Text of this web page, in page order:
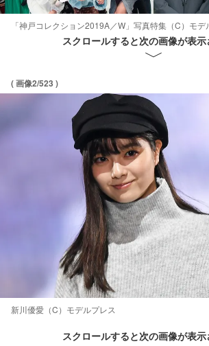
「神戸コレクション2019A／W」写真特集（C）モデ
スクロールすると次の画像が表
( 画像2/523 )
新川優愛（C）モデルプレス
スクロールすると次の画像が表